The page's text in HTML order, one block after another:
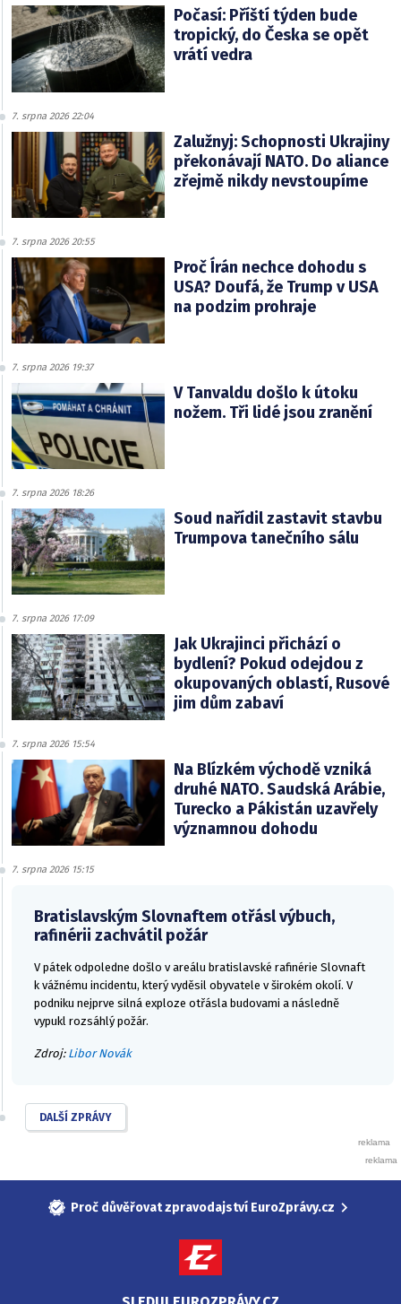
Počasí: Příští týden bude
tropický, do Česka se opět
vrátí vedra
7. srpna 2026 22:04
Zalužnyj: Schopnosti Ukrajiny
překonávají NATO. Do aliance
zřejmě nikdy nevstoupíme
7. srpna 2026 20:55
Proč Írán nechce dohodu s
USA? Doufá, že Trump v USA
na podzim prohraje
7. srpna 2026 19:37
V Tanvaldu došlo k útoku
nožem. Tři lidé jsou zranění
7. srpna 2026 18:26
Soud nařídil zastavit stavbu
Trumpova tanečního sálu
7. srpna 2026 17:09
Jak Ukrajinci přichází o
bydlení? Pokud odejdou z
okupovaných oblastí, Rusové
jim dům zabaví
7. srpna 2026 15:54
Na Blízkém východě vzniká
druhé NATO. Saudská Arábie,
Turecko a Pákistán uzavřely
významnou dohodu
7. srpna 2026 15:15
Bratislavským Slovnaftem otřásl výbuch,
rafinérii zachvátil požár
V pátek odpoledne došlo v areálu bratislavské rafinérie Slovnaft
k vážnému incidentu, který vyděsil obyvatele v širokém okolí. V
podniku nejprve silná exploze otřásla budovami a následně
vypukl rozsáhlý požár.
Zdroj: Libor Novák
DALŠÍ ZPRÁVY
Proč důvěřovat zpravodajství EuroZprávy.cz